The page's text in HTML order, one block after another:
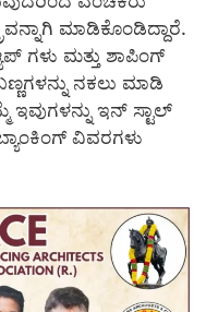
ಮಾಡಿಕೊಂಡಿದ್ದಾರೆ.
ಗಳು ಮತ್ತು ಶಾಪಿಂಗ್
ನಕಲು ಮಾಡಿ
ಇವುಗಳನ್ನು ಇನ್ ಸ್ಟಾಲ್
ವಿವರಗಳು